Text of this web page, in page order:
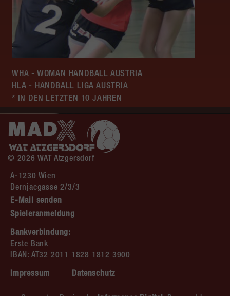
WHA - WOMAN HANDBALL AUSTRIA
HLA - HANDBALL LIGA AUSTRIA
* IN DEN LETZTEN 10 JAHREN
© 2026 WAT Atzgersdorf
A-1230 Wien
Dernjacgasse 2/3/3
E-Mail senden
Spieleranmeldung
Bankverbindung:
Erste Bank
IBAN: AT32 2011 1828 1812 3900
Impressum Datenschutz